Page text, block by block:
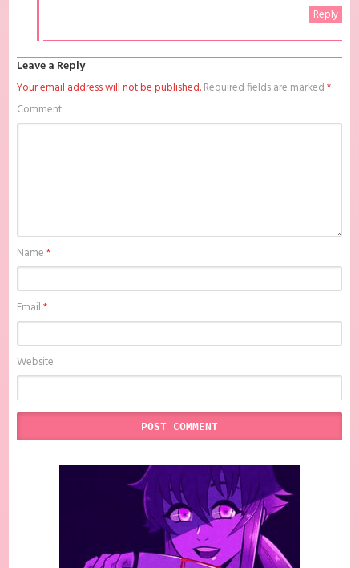
Reply
Leave a Reply
Your email address will not be published.Required fields are marked*
Comment
Name*
Email*
Website